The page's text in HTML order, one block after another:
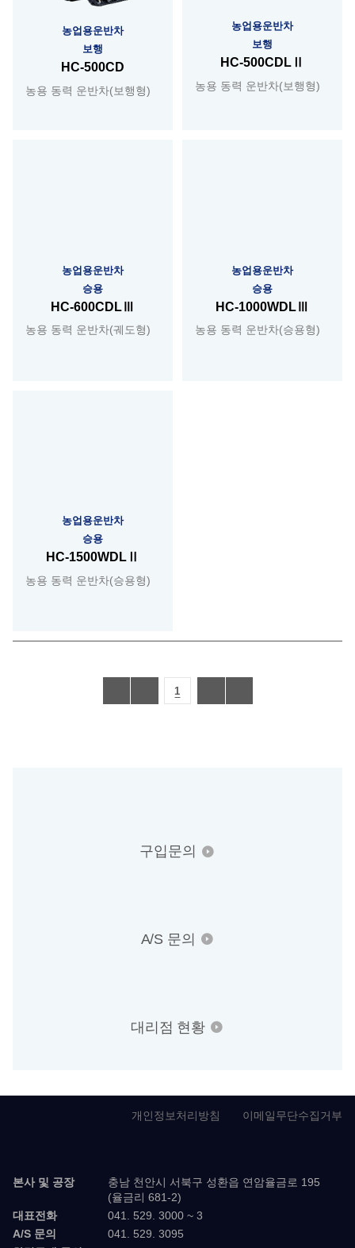
농업용운반차
보행
HC-500CD
농용 동력 운반차(보행형)
농업용운반차
보행
HC-500CDLⅡ
농용 동력 운반차(보행형)
농업용운반차
승용
HC-600CDLⅢ
농용 동력 운반차(궤도형)
농업용운반차
승용
HC-1000WDLⅢ
농용 동력 운반차(승용형)
농업용운반차
승용
HC-1500WDLⅡ
농용 동력 운반차(승용형)
1
구입문의
A/S 문의
대리점 현황
본사 및 공장
충남 천안시 서북구 성환읍 연암율금로 195
(율금리 681-2)
대표전화
041. 529. 3000 ~ 3
A/S 문의
041. 529. 3095
개인정보처리방침 이메일무단수집거부